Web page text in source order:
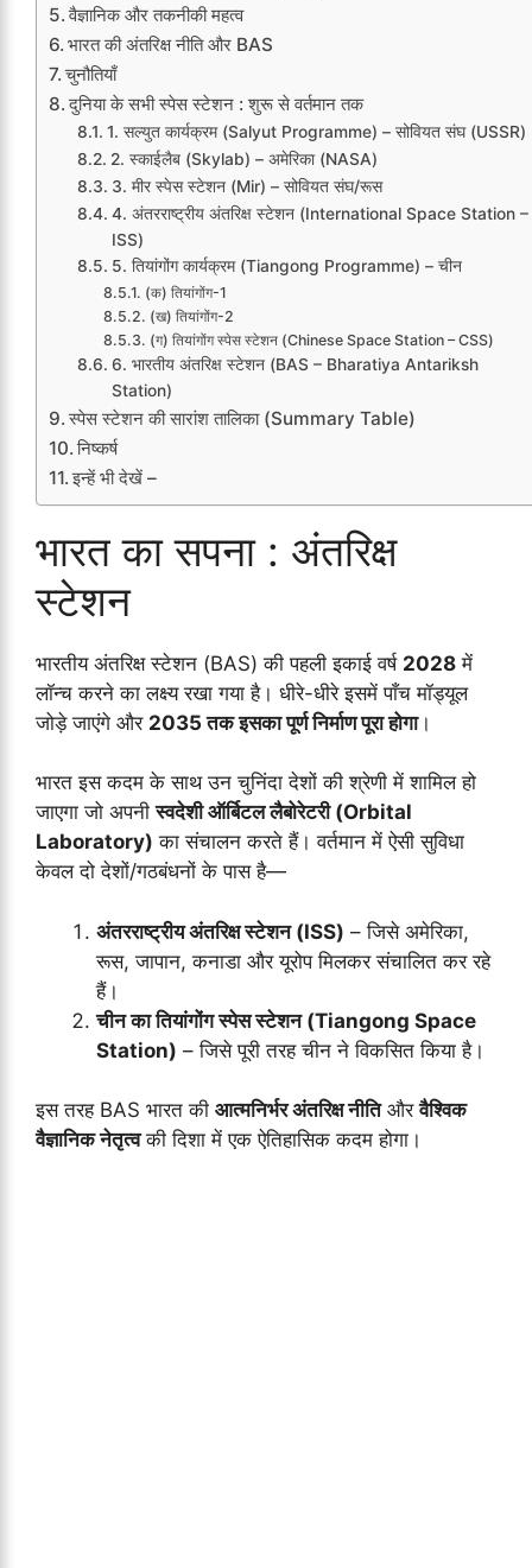
वैज्ञानिक और तकनीकी महत्व
भारत की अंतरिक्ष नीति और BAS
चुनौतियाँ
दुनिया के सभी स्पेस स्टेशन : शुरू से वर्तमान तक
1. सल्युत कार्यक्रम (Salyut Programme) – सोवियत संघ (USSR)
2. स्काईलैब (Skylab) – अमेरिका (NASA)
3. मीर स्पेस स्टेशन (Mir) – सोवियत संघ/रूस
4. अंतरराष्ट्रीय अंतरिक्ष स्टेशन (International Space Station –
ISS)
5. तियांगोंग कार्यक्रम (Tiangong Programme) – चीन
(क) तियांगोंग-1
(ख) तियांगोंग-2
(ग) तियांगोंग स्पेस स्टेशन (Chinese Space Station – CSS)
6. भारतीय अंतरिक्ष स्टेशन (BAS – Bharatiya Antariksh
Station)
स्पेस स्टेशन की सारांश तालिका (Summary Table)
निष्कर्ष
इन्हें भी देखें –
भारत का सपना : अंतरिक्ष
स्टेशन
भारतीय अंतरिक्ष स्टेशन (BAS) की पहली इकाई वर्ष 2028 में
लॉन्च करने का लक्ष्य रखा गया है। धीरे-धीरे इसमें पाँच मॉड्यूल
जोड़े जाएंगे और 2035 तक इसका पूर्ण निर्माण पूरा होगा।
भारत इस कदम के साथ उन चुनिंदा देशों की श्रेणी में शामिल हो
जाएगा जो अपनीस्वदेशी ऑर्बिटल लैबोरेटरी (Orbital
Laboratory) का संचालन करते हैं। वर्तमान में ऐसी सुविधा
केवल दो देशों/गठबंधनों के पास है—
अंतरराष्ट्रीय अंतरिक्ष स्टेशन (ISS) – जिसे अमेरिका,
रूस, जापान, कनाडा और यूरोप मिलकर संचालित कर रहे
हैं।
चीन का तियांगोंग स्पेस स्टेशन (Tiangong Space
Station) – जिसे पूरी तरह चीन ने विकसित किया है।
इस तरह BAS भारत की आत्मनिर्भर अंतरिक्ष नीतिऔरवैश्विक
वैज्ञानिक नेतृत्वकी दिशा में एक ऐतिहासिक कदम होगा।